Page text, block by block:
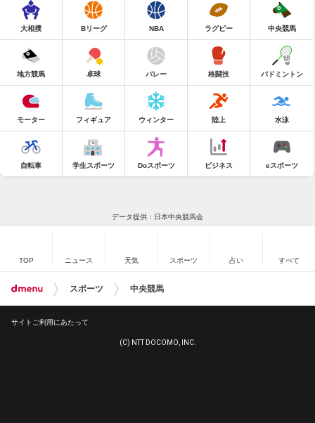
大相撲 Bリーグ NBA ラグビー 中央競馬
地方競馬 卓球 バレー 格闘技 バドミントン
モーター フィギュア ウィンター 陸上 水泳
自転車 学生スポーツ Doスポーツ ビジネス eスポーツ
データ提供：日本中央競馬会
TOP ニュース 天気 スポーツ 占い すべて
スポーツ 中央競馬
サイトご利用にあたって
(C) NTT DOCOMO, INC.